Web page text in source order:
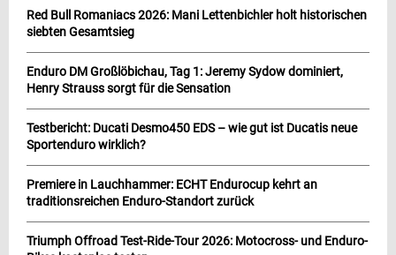
Red Bull Romaniacs 2026: Mani Lettenbichler holt historischen
siebten Gesamtsieg
Enduro DM Großlöbichau, Tag 1: Jeremy Sydow dominiert,
Henry Strauss sorgt für die Sensation
Testbericht: Ducati Desmo450 EDS – wie gut ist Ducatis neue
Sportenduro wirklich?
Premiere in Lauchhammer: ECHT Endurocup kehrt an
traditionsreichen Enduro-Standort zurück
Triumph Offroad Test-Ride-Tour 2026: Motocross- und Enduro-